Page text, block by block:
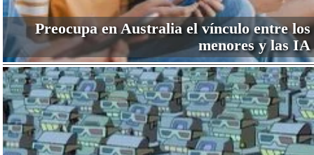
Preocupa en Australia el vínculo entre los
menores y las IA